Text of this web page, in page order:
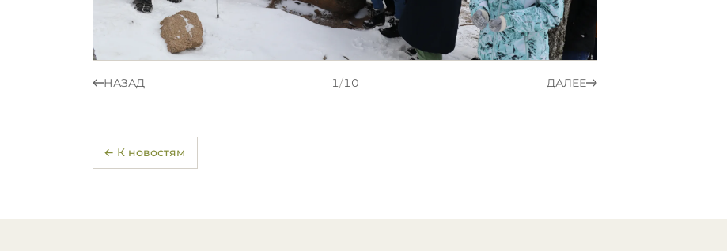
НАЗАД 1/10 ДАЛЕЕ
← К новостям